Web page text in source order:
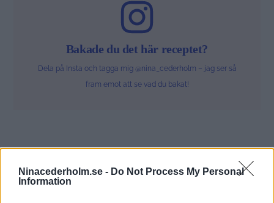
Ninacederholm.se - Do Not Process My Personal
Information
Bakade du det här receptet?
Dela på Insta och tagga mig @nina_cederholm – jag ser så
fram emot att se vad du bakat!